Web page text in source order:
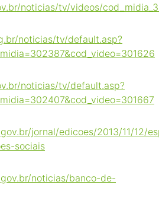
noticias/tv/videos/
noticias/tv/default.asp?
noticias/tv/default.asp?
jornal/edicoes/2013/11/12/
sociais
noticias/banco-de-